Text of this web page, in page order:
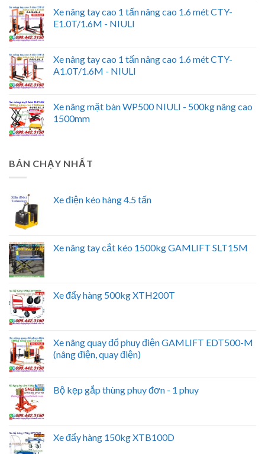
Xe nâng tay cao 1 tấn nâng cao 1.6 mét CTY-
E1.0T/1.6M - NIULI
Xe nâng tay cao 1 tấn nâng cao 1.6 mét CTY-
A1.0T/1.6M - NIULI
Xe nâng mặt bàn WP500 NIULI - 500kg nâng cao
1500mm
BÁN CHẠY NHẤT
Xe điện kéo hàng 4.5 tấn
Xe nâng tay cắt kéo 1500kg GAMLIFT SLT15M
Xe đẩy hàng 500kg XTH200T
Xe nâng quay đổ phuy điện GAMLIFT EDT500-M
(nâng điện, quay điện)
Bộ kẹp gắp thùng phuy đơn - 1 phuy
Xe đẩy hàng 150kg XTB100D